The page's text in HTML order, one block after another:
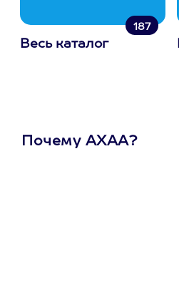
187
Весь каталог
Почему АХАА?